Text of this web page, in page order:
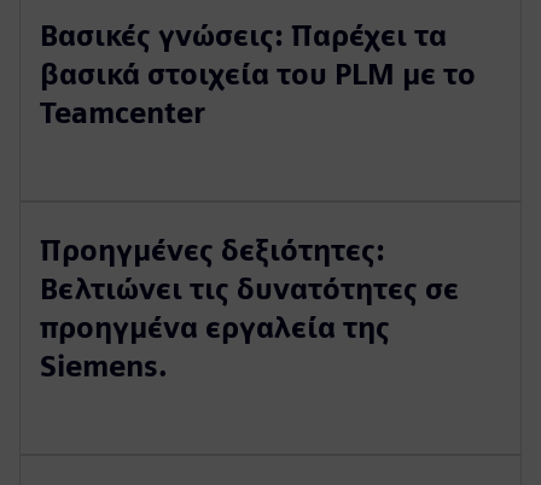
Βασικές γνώσεις: Παρέχει τα
βασικά στοιχεία του PLM με το
Teamcenter
Προηγμένες δεξιότητες:
Βελτιώνει τις δυνατότητες σε
προηγμένα εργαλεία της
Siemens.